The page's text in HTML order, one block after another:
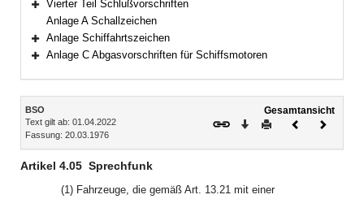
Bereich erweitern
Vierter Teil Schlußvorschriften
Anlage A Schallzeichen
Bereich erweitern
Anlage Schiffahrtszeichen
Anlage C Abgasvorschriften für Schiffsmotoren
Inhalt
BSO
Text gilt ab: 01.04.2022
Fassung: 20.03.1976
Gesamtansicht
Download
DruckenVorheriges
Artikel 4.05 Sprechfunk
(1) Fahrzeuge, die gemäß Art. 13.21 mit einer